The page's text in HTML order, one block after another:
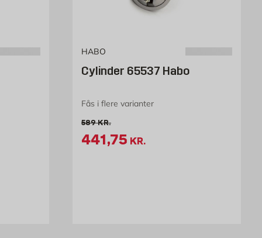
kr. /stk
HABO
Cylinder 65537 Habo
Fås i flere varianter
Gammel pris 589 kr. /stk
589KR.
Tilbudspris 441.75 kr. /
441,75 KR.